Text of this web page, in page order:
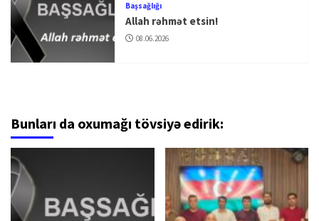
Başsağlığı
Allah rəhmət etsin!
08.06.2026
Bunları da oxumağı tövsiyə edirik: